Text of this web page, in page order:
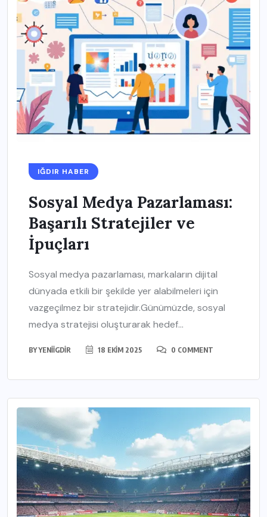
IĞDIR HABER
Sosyal Medya Pazarlaması:
Başarılı Stratejiler ve
İpuçları
Sosyal medya pazarlaması, markaların dijital
dünyada etkili bir şekilde yer alabilmeleri için
vazgeçilmez bir stratejidir.Günümüzde, sosyal
medya stratejisi oluşturarak hedef...
BYYENIIGDIR 18 EKIM 2025 0 COMMENT